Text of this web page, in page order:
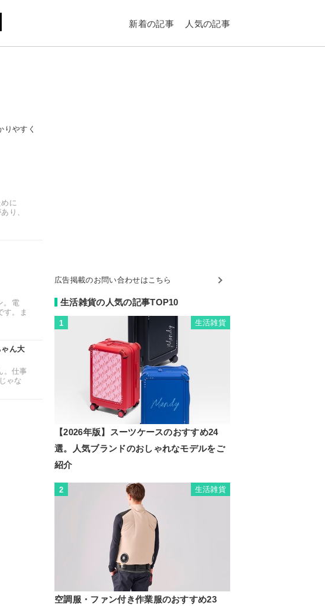
新着の記事 人気の記事
やすく
に
り、
。電
す。ま
ん大
。仕事
ゃな
広告掲載のお問い合わせはこちら
生活雑貨の人気の記事TOP10
1 生活雑貨
【2026年版】スーツケースのおすすめ24
選。人気ブランドのおしゃれなモデルをご
紹介
2 生活雑貨
空調服・ファン付き作業服のおすすめ23